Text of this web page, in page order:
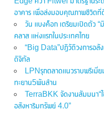
อาคาร เพื่อส่งมอบคุณภาพชีวิตที่ดี
วัน แบงค็อก เตรียมเปิดตัว “
คลาส แห่งแรกในประเทศไทย
“Big Data”ปฏิวัติวงการอสั
ดิจิทัล
LPNรุกตลาดแนวราบพรีเมี่
ทะยาน5พันล้าน
TerraBKK จัดงานสัมมนา“
อสังหาริมทรัพย์ 4.0”